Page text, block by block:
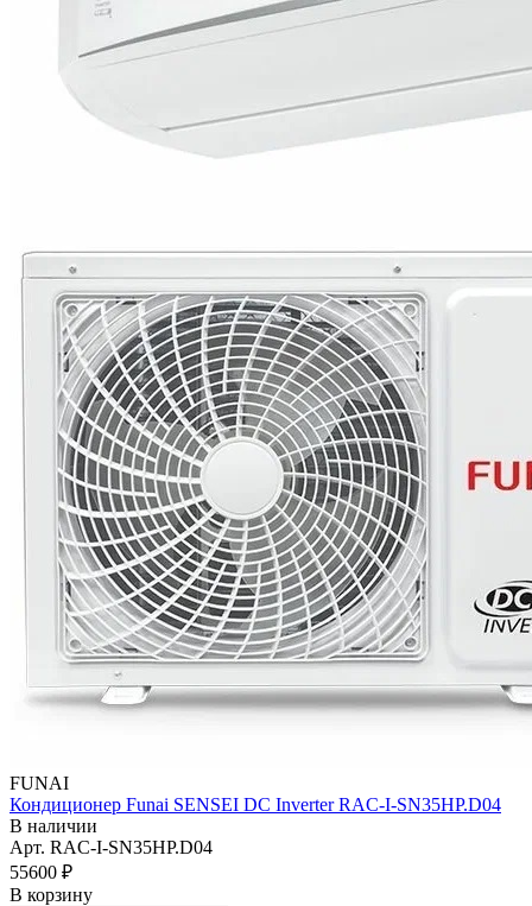
FUNAI
Кондиционер Funai SENSEI DC Inverter RAC-I-SN35HP.D04
В наличии
Арт. RAC-I-SN35HP.D04
55600 ₽
В корзину